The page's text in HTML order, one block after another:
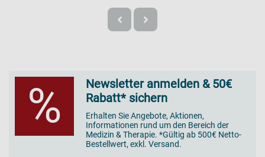
%
Newsletter anmelden & 50€
Rabatt* sichern
Erhalten Sie Angebote, Aktionen,
Informationen rund um den Bereich der
Medizin & Therapie. *Gültig ab 500€ Netto-
Bestellwert, exkl. Versand.